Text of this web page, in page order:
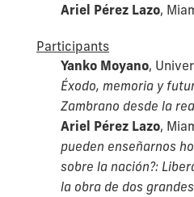
Ariel Pérez Lazo,
Participants
Yanko Moyano,
Éxodo, memoria y
Zambrano desde la
Ariel Pérez Lazo,
pueden enseñarnos
sobre la nación?:
la obra de dos